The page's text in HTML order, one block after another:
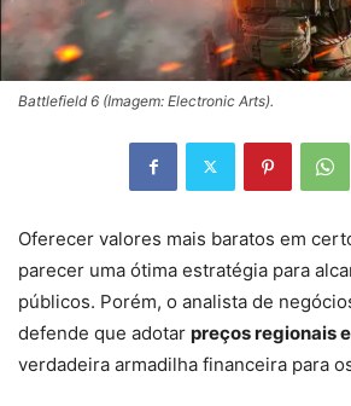
Battlefield 6 (Imagem: Electronic Arts).
Oferecer valores mais baratos em
parecer uma ótima estratégia para
públicos. Porém, o analista de
defende que adotar preços regionais
verdadeira armadilha financeira para